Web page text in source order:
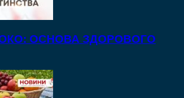
ОСНОВА ЗДОРОВОГО